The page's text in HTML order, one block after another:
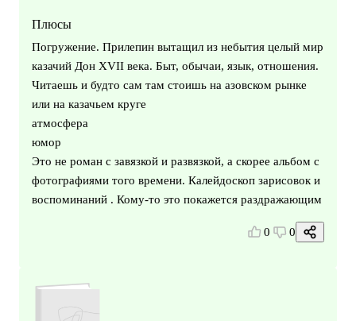
Плюсы
Погружение. Прилепин вытащил из небытия целый мир
казачий Дон XVII века. Быт, обычаи, язык, отношения.
Читаешь и будто сам там стоишь на азовском рынке
или на казачьем круге
атмосфера
юмор
Это не роман с завязкой и развязкой, а скорее альбом с
фотографиями того времени. Калейдоскоп зарисовок и
воспоминаний . Кому-то это покажется раздражающим
0 0